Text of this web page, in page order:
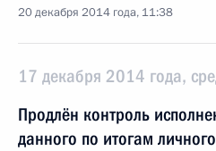
20 декабря 2014 года, 11:38
17 декабря 2014 года,
Продлён контроль
данного по итогам